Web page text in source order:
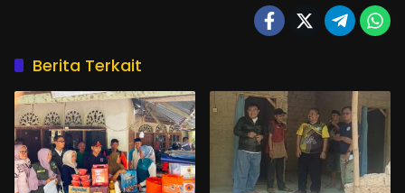
Berita Terkait